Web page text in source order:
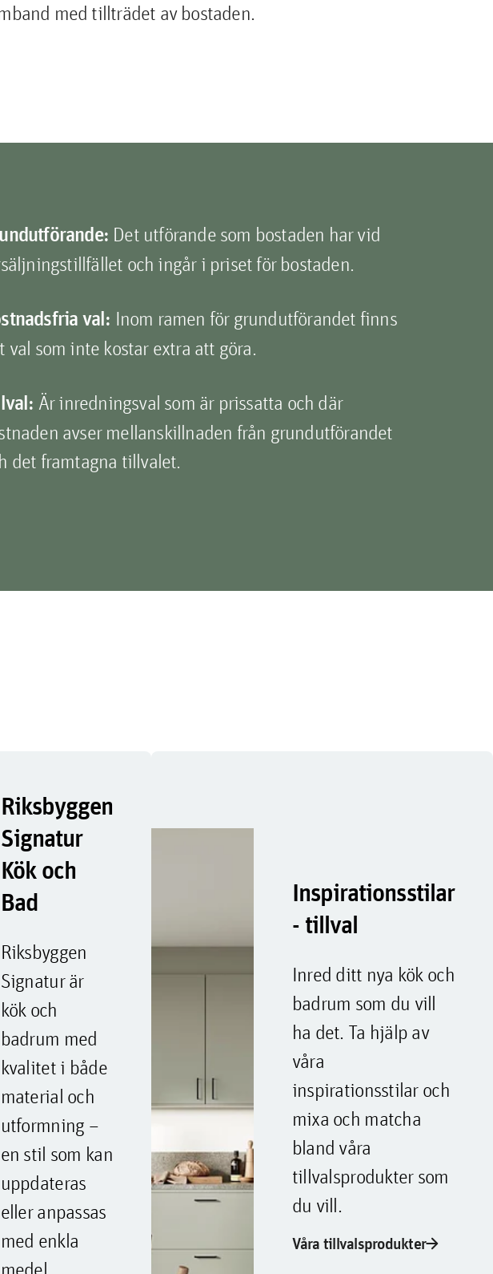
med tillträdet av bostaden.
Det utförande som bostaden har vid
och ingår i priset för bostaden.
val: Inom ramen för grundutförandet finns
val som inte kostar extra att göra.
Är inredningsval som är prissatta och där
avser mellanskillnaden från grundutförandet
det framtagna tillvalet.
Riksbyggen
Signatur
Kök och
Bad
Riksbyggen
Signatur är
kök och
badrum med
kvalitet i både
material och
utformning –
en stil som kan
uppdateras
eller anpassas
med enkla
medel.
Inspirationsstilar
- tillval
Inred ditt nya kök och
badrum som du vill
ha det. Ta hjälp av
våra
inspirationsstilar och
mixa och matcha
bland våra
tillvalsprodukter som
du vill.
Våra tillvalsprodukterarrow_forward